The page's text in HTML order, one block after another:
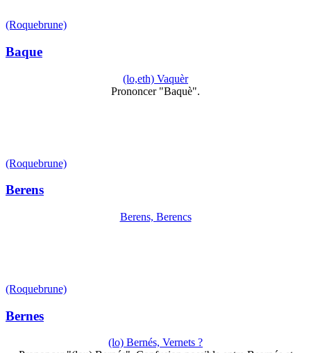
(Roquebrune)
Baque
(lo,eth) Vaquèr
Prononcer "Baquè".
(Roquebrune)
Berens
Berens, Berencs
(Roquebrune)
Bernes
(lo) Bernés, Vernets ?